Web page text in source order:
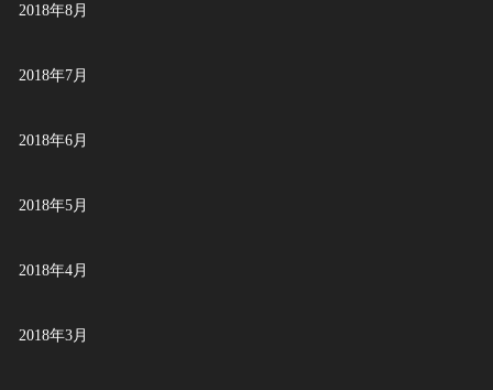
2018年8月
2018年7月
2018年6月
2018年5月
2018年4月
2018年3月